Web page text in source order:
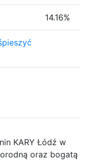
KARY Łódź w
oraz bogatą
14.16%